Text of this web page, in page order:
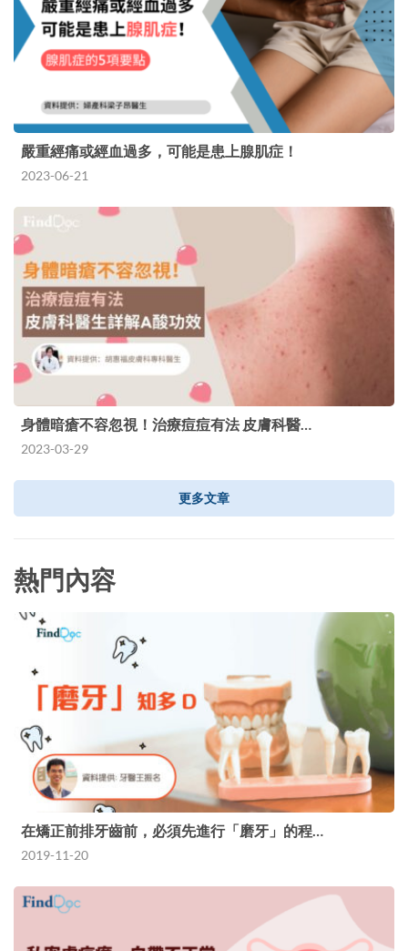
嚴重經痛或經血過多，可能是患上腺肌症！
2023-06-21
身體暗瘡不容忽視！治療痘痘有法 皮膚科醫…
2023-03-29
更多文章
熱門內容
在矯正前排牙齒前，必須先進行「磨牙」的程…
2019-11-20